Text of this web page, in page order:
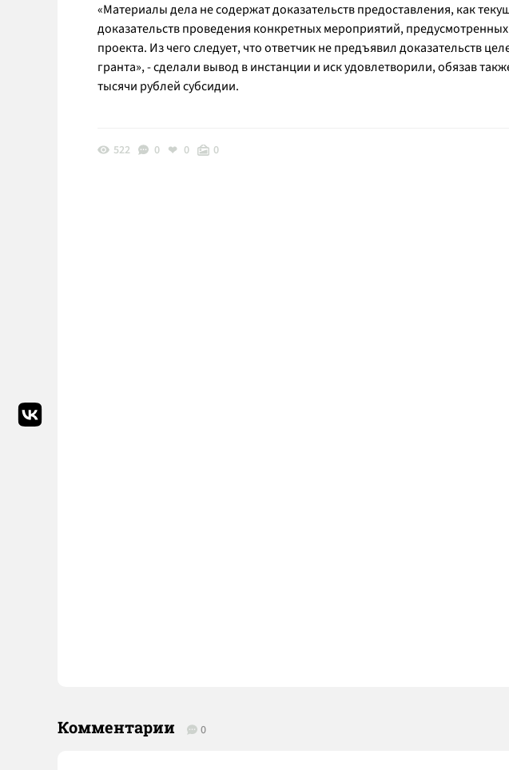
«Материалы дела не содержат доказательств предоставления, как
доказательств проведения конкретных мероприятий,
проекта. Из чего следует, что ответчик не предъявил доказательств
гранта», - сделали вывод в инстанции и иск удовлетворили, обязав
тысячи рублей субсидии.
522 0 0 0
Комментарии 0